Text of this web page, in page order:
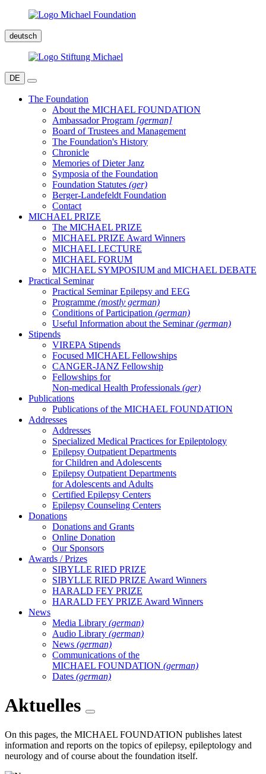
deutsch
DE
The Foundation
About the MICHAEL FOUNDATION
Ambassador Program [german]
Board of Trustees and Management
The Foundation's History
Chronicle
Memories of Dieter Janz
Symposia of the Foundation
Foundation Statutes (ger)
Berger-Landefeldt Foundation
Contact
MICHAEL PRIZE
The MICHAEL PRIZE
MICHAEL PRIZE Award Winners
MICHAEL LECTURE
MICHAEL FORUM
MICHAEL SYMPOSIUM and MICHAEL DEBATE
Practical Seminar
Practical Seminar Epilepsy and EEG
Programme (mostly german)
Conditions of Participation (german)
Useful Information about the Seminar(german)
Stipends
VIREPA Stipends
Focused MICHAEL Fellowships
CANGER-JANZ Fellowship
Fellowships for
Non-medical Health Professionals (ger)
Publications
Publications of the MICHAEL FOUNDATION
Addresses
Addresses
Specialized Medical Practices for Epileptology
Epilepsy Outpatient Departments
for Children and Adolescents
Epilepsy Outpatient Departments
for Adolescents and Adults
Certified Epilepsy Centers
Epilepsy Counseling Centers
Donations
Donations and Grants
Online Donation
Our Sponsors
Awards / Prizes
SIBYLLE RIED PRIZE
SIBYLLE RIED PRIZE Award Winners
HARALD FEY PRIZE
HARALD FEY PRIZE Award Winners
News
Media Library (german)
Audio Library (german)
News (german)
Communications of the
MICHAEL FOUNDATION (german)
Dates (german)
Aktuelles
On this pages, the MICHAEL FOUNDATION publishes latest
information and reports on the topics of epilepsy, epileptology and
neurology and of course about the foundation itself.